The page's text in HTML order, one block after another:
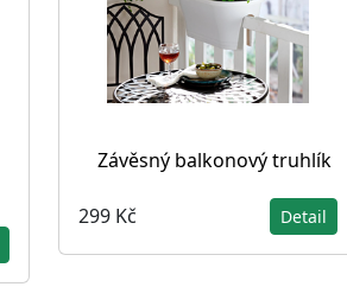
Závěsný balkonový truhlík
299 Kč Detail